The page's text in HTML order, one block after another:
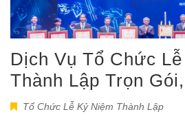
Dịch Vụ Tổ Chức
Thành Lập Trọn
Tổ Chức Lễ Kỷ Niệm Thành Lập